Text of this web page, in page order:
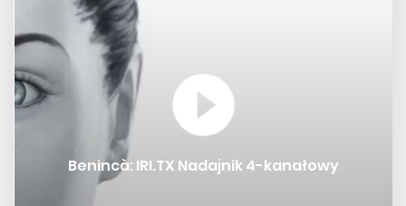
Benincà: IRI.TX Nadajnik 4-kanałowy